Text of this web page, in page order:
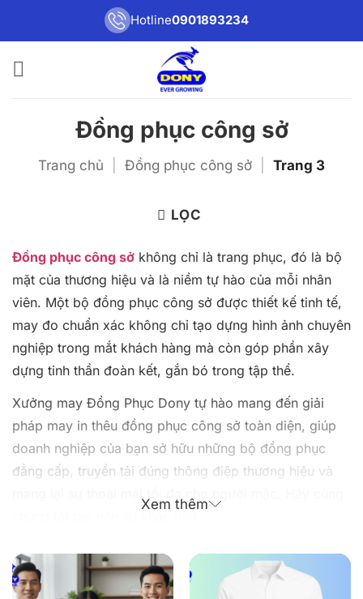
Hotline0901893234
Đồng phục công sở
Trang chủ Đồng phục công sở Trang 3
LỌC
Đồng phục công sở không chỉ là trang phục, đó là bộ
mặt của thương hiệu và là niềm tự hào của mỗi nhân
viên. Một bộ đồng phục công sở được thiết kế tinh tế,
may đo chuẩn xác không chỉ tạo dựng hình ảnh chuyên
nghiệp trong mắt khách hàng mà còn góp phần xây
dựng tinh thần đoàn kết, gắn bó trong tập thể.
Xưởng may Đồng Phục Dony tự hào mang đến giải
pháp may in thêu đồng phục công sở toàn diện, giúp
doanh nghiệp của bạn sở hữu những bộ đồng phục
đẳng cấp, truyền tải đúng thông điệp thương hiệu và
Những mẫu đồng phục công sở của
Đồng Phục Dony thiết kế và gia công
Xem thêm